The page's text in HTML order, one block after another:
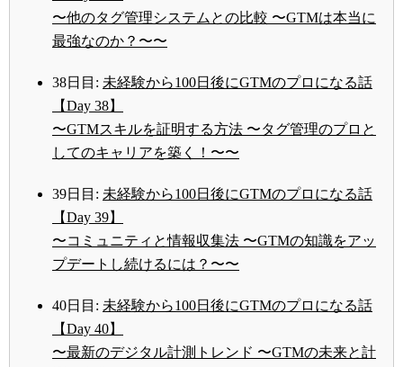
〜他のタグ管理システムとの比較 〜GTMは本当に
最強なのか？〜〜
38日目: 未経験から100日後にGTMのプロになる話
【Day 38】
〜GTMスキルを証明する方法 〜タグ管理のプロと
してのキャリアを築く！〜〜
39日目: 未経験から100日後にGTMのプロになる話
【Day 39】
〜コミュニティと情報収集法 〜GTMの知識をアッ
プデートし続けるには？〜〜
40日目: 未経験から100日後にGTMのプロになる話
【Day 40】
〜最新のデジタル計測トレンド 〜GTMの未来と計